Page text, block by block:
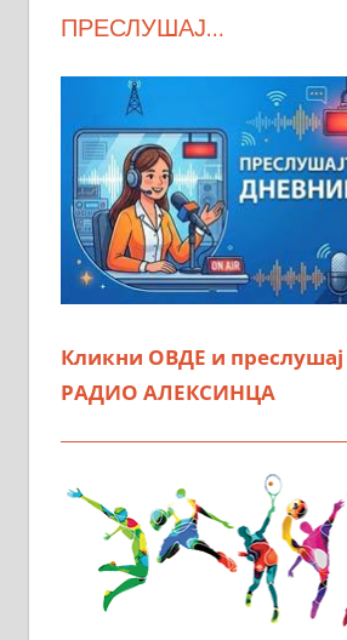
ПРЕСЛУШАЈ…
Кликни ОВДЕ и
РАДИО АЛЕКСИНЦА